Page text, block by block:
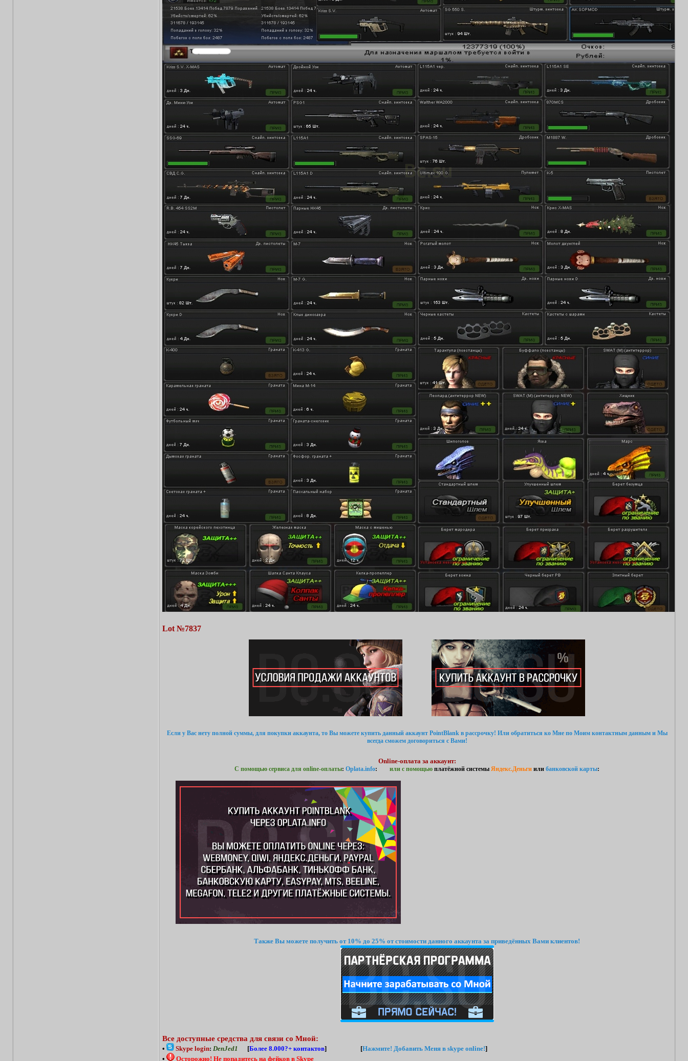
Lot №7837
Если у Вас нету полной суммы, для покупки аккаунта, то Вы можете купить данный аккаунт PointBlank в рассрочку! Или обратиться ко Мне по Моим контактным данным и Мы
всегда сможем договориться с Вами!
Online-оплата за аккаунт:
С помощью сервиса для online-оплаты: Oplata.info: или с помощью платёжной системы Яндекс.Деньги или банковской карты:
Также Вы можете получить от 10% до 25% от стоимости данного аккаунта за приведённых Вами клиентов!
Все доступные средства для связи со Мной:
• Skype login: DenJed1 [Более 8.000?+ контактов] [Нажмите! Добавить Меня в skype online!]
•
Осторожно! Не попадитесь на фейков в Skype